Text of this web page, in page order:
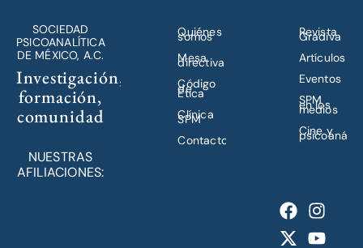
SOCIEDAD
PSICOANALÍTICA
DE MÉXICO, A.C.
Investigación,
formación,
comunidad
NUESTRAS
AFILIACIONES:
Quiénes
somos
Mesa
directiva
Código
de
Ética
Clínica
SPM
Contacto
Revista
Gradiva
Artículos
Eventos
SPM
en los
medios
Cine y